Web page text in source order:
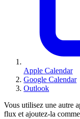
Apple Calendar
Google Calendar
Outlook
Vous utilisez une autre
flux et ajoutez-la